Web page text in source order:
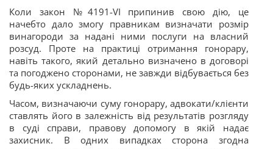
Коли закон №4191-VI припинив свою дію, це
начебто дало змогу правникам визначати розмір
винагороди за надані ними послуги на власний
розсуд. Проте на практиці отримання гонорару,
навіть такого, який детально визначено в договорі
та погоджено сторонами, не завжди відбувається без
будь-яких ускладнень.
Часом, визначаючи суму гонорару, адвокати/клієнти
ставлять його в залежність від результатів розгляду
в суді справи, правову допомогу в якій надає
захисник. В одних випадках сторона згодна